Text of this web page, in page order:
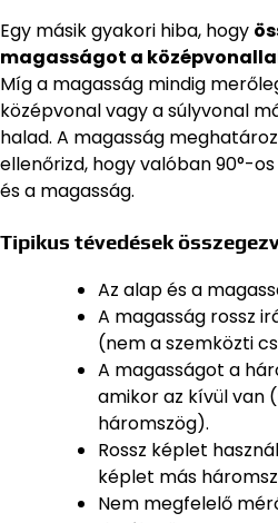
Egy másik gyakori hiba, hogy
magasságot a
Míg a magasság mindig
középvonal vagy a súlyvonal
halad. A magasság
ellenőrizd, hogy valóban 90°-
és a magasság.
Tipikus tévedések
Az alap és a
A magasság rossz
(nem a szemközti
A magasságot a
amikor az kívül van
háromszög).
Rossz képlet
képlet más
Nem megfelelő